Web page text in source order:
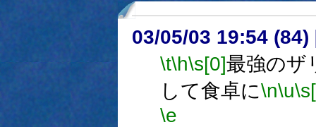
03/05/03 19:54 (84)
\t\h\s[0]最強のザ
して食卓に\n\u
\e